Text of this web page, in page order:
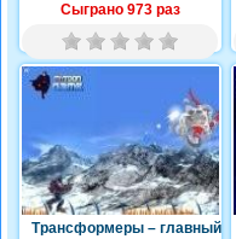
Сыграно 973 раз
Трансформеры – главный